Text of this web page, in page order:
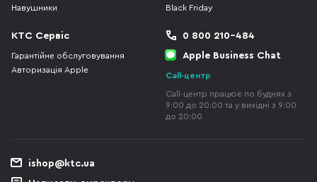
Навушники
Black Friday
КТС Сервіс
Гарантійне обслуговування
Авторизація Apple
0 800 210-484
Apple Business Chat
Call-центр
Call-центр працює по буднях з
9:00 до 20:00 та у вихідні з 9:00
до 20:00
ishop@ktc.ua